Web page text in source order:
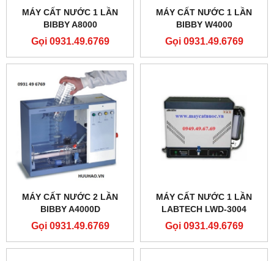
MÁY CẤT NƯỚC 1 LẦN
BIBBY A8000
Gọi 0931.49.6769
MÁY CẤT NƯỚC 1 LẦN
BIBBY W4000
Gọi 0931.49.6769
MÁY CẤT NƯỚC 2 LẦN
BIBBY A4000D
Gọi 0931.49.6769
MÁY CẤT NƯỚC 1 LẦN
LABTECH LWD-3004
Gọi 0931.49.6769